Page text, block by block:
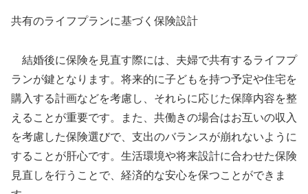
共有のライフプランに基づく保険設計
結婚後に保険を見直す際には、夫婦で共有するライフプ
ランが鍵となります。将来的に子どもを持つ予定や住宅を
購入する計画などを考慮し、それらに応じた保障内容を整
えることが重要です。また、共働きの場合はお互いの収入
を考慮した保険選びで、支出のバランスが崩れないように
することが肝心です。生活環境や将来設計に合わせた保険
見直しを行うことで、経済的な安心を保つことができま